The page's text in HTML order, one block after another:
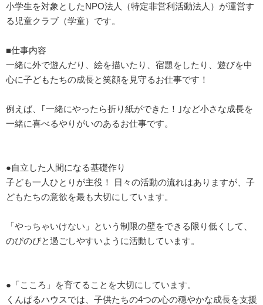
小学生を対象としたNPO法人（特定非営利活動法人）が運営す
る児童クラブ（学童）です。
■仕事内容
一緒に外で遊んだり、絵を描いたり、宿題をしたり、遊びを中
心に子どもたちの成長と笑顔を見守るお仕事です！
例えば、｢一緒にやったら折り紙ができた！｣など小さな成長を
一緒に喜べるやりがいのあるお仕事です。
●自立した人間になる基礎作り
子ども一人ひとりが主役！ 日々の活動の流れはありますが、子
どもたちの意欲を最も大切にしています。
「やっちゃいけない」という制限の壁をできる限り低くして、
のびのびと過ごしやすいように活動しています。
●「こころ」を育てることを大切にしています。
くんぱるハウスでは、子供たちの4つの心の穏やかな成長を支援